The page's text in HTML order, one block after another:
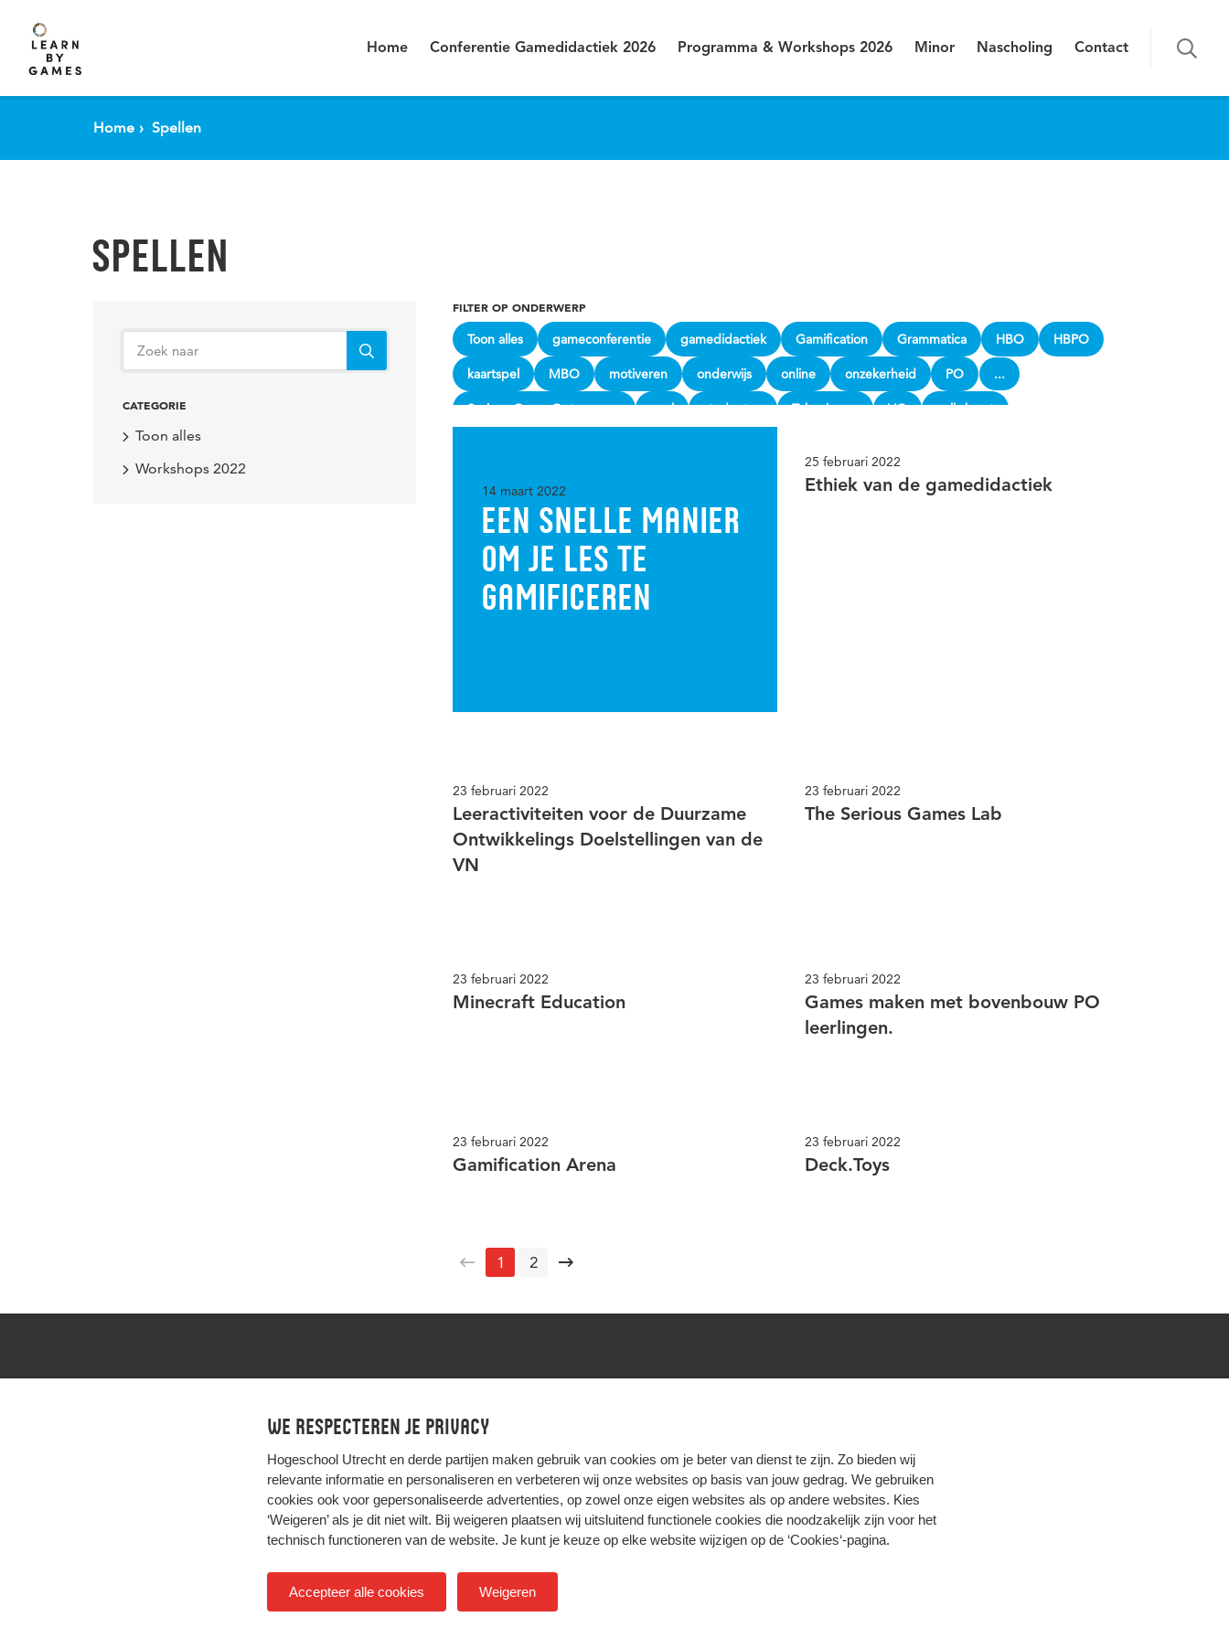
We respecteren je privacy
Hogeschool Utrecht en derde partijen maken gebruik van cookies om je beter van dienst te zijn. Zo bieden wij
relevante informatie en personaliseren en verbeteren wij onze websites op basis van jouw gedrag. We gebruiken
cookies ook voor gepersonaliseerde advertenties, op zowel onze eigen websites als op andere websites. Kies
‘Weigeren’ als je dit niet wilt. Bij weigeren plaatsen wij uitsluitend functionele cookies die noodzakelijk zijn voor het
technisch functioneren van de website. Je kunt je keuze op elke website wijzigen op de ‘Cookies‘-pagina.
Accepteer alle cookies Weigeren
Home Conferentie Gamedidactiek 2026 Programma & Workshops 2026 Minor Nascholing Contact
Home Spellen
SPELLEN
CATEGORIE
Toon alles
Workshops 2022
FILTER OP ONDERWERP
Toon alles gameconferentie gamedidactiek Gamification Grammatica HBO HBPO
kaartspel MBO motiveren onderwijs online onzekerheid PO ...
Serious Game Ontwerpers spel studenten Tekeningen VO volkskrant
14 maart 2022
EEN SNELLE MANIER
OM JE LES TE
GAMIFICEREN
25 februari 2022
Ethiek van de gamedidactiek
23 februari 2022
Leeractiviteiten voor de Duurzame
Ontwikkelings Doelstellingen van de
VN
23 februari 2022
The Serious Games Lab
23 februari 2022
Minecraft Education
23 februari 2022
Games maken met bovenbouw PO
leerlingen.
23 februari 2022
Gamification Arena
23 februari 2022
Deck.Toys
1 2
HIER KOMT ALLES SAMEN